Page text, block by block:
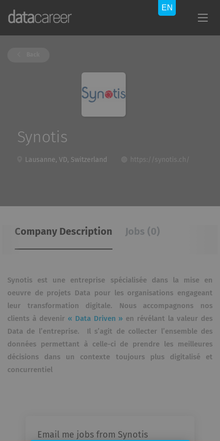
Synotis
Lausanne, VD, Switzerland https://synotis.ch/
Company Description Jobs (0)
Synotis est une entreprise spécialisée dans la mise en
oeuvre de projets Data pour les organisations engageant
leur transformation digitale. Nous accompagnons nos
clients à devenir « Data Driven » en révélant la valeur des
Data de l’entreprise. Il s’agit de collecter l’ensemble des
données permettant à celle-ci de prendre les meilleures
décisions dans un contexte toujours plus digitalisé et
concurrentiel
Email me jobs from Synotis